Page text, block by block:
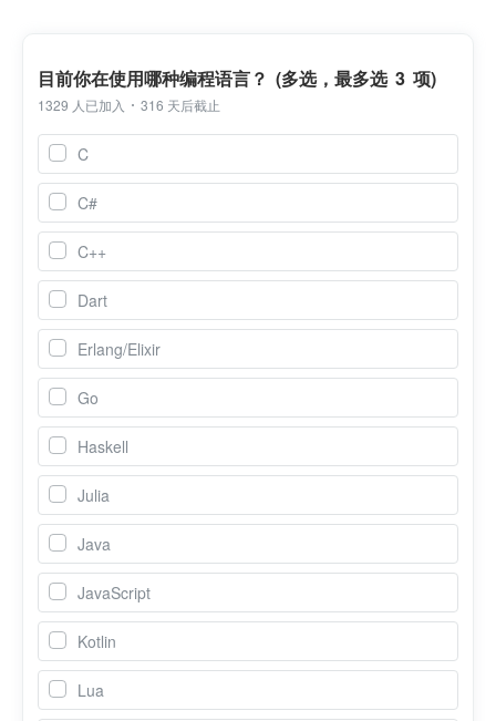
目前你在使用哪种编程语言？ (多选，最多选 3 项)
1329 人已加入 316 天后截止
C
C#
C++
Dart
Erlang/Elixir
Go
Haskell
Julia
Java
JavaScript
Kotlin
Lua